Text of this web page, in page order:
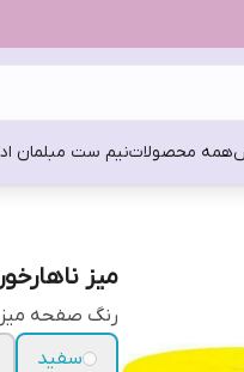
همه محصولاتنیم ست مبلمان
میز
رنگ صفحه
سفید